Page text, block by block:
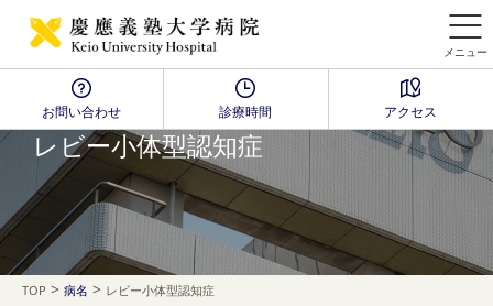
メニュー
お問い合わせ 診療時間 アクセス
Disease Name Search
レビー小体型認知症
TOP > 病名 > レビー小体型認知症